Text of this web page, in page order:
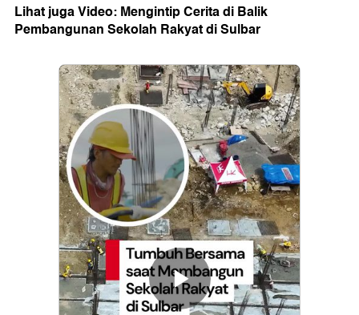
Lihat juga Video: Mengintip Cerita di Balik
Pembangunan Sekolah Rakyat di Sulbar